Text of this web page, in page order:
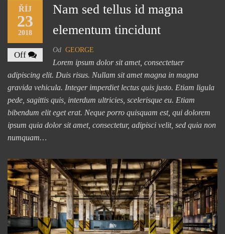
ŘÍJ
23
2018
Off
Nam sed tellus id magna
elementum tincidunt
Od GEORGE
Lorem ipsum dolor sit amet, consectetuer
adipiscing elit. Duis risus. Nullam sit amet magna in magna
gravida vehicula. Integer imperdiet lectus quis justo. Etiam ligula
pede, sagittis quis, interdum ultricies, scelerisque eu. Etiam
bibendum elit eget erat. Neque porro quisquam est, qui dolorem
ipsum quia dolor sit amet, consectetur, adipisci velit, sed quia non
numquam…